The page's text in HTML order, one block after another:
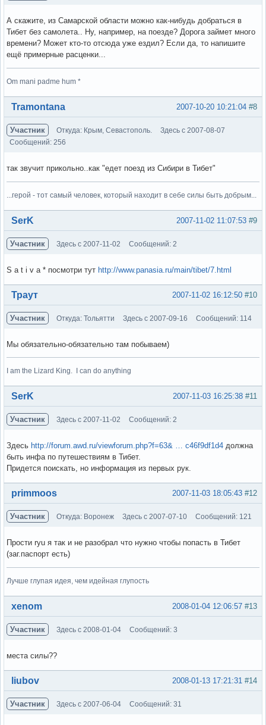
А скажите, из Самарской области можно как-нибудь добраться в
Тибет без самолета.. Ну, например, на поезде? Дорога займет много
времени? Может кто-то отсюда уже ездил? Если да, то напишите
ещё примерные расценки...
Om mani padme hum *
Вне форума #8
2007-10-20 10:21:04
Tramontana
Участник Откуда: Крым, Севастополь.
Здесь с 2007-08-07
Сообщений: 256
так звучит прикольно..как "едет поезд из Сибири в Тибет"
...герой - тот самый человек, который находит в себе силы быть добрым...
Вне форума #9
2007-11-02 11:07:53
SerK
Участник Здесь с 2007-11-02 Сообщений: 2
S a t i v a * посмотри тут http://www.panasia.ru/main/tibet/7.html
Вне форума #10
2007-11-02 16:12:50
Траут
Участник Откуда: Тольятти Здесь с 2007-09-16 Сообщений: 114
Мы обязательно-обязательно там побываем)
I am the Lizard King. I can do anything
Вне форума #11
2007-11-03 16:25:38
SerK
Участник Здесь с 2007-11-02 Сообщений: 2
Здесь http://forum.awd.ru/viewforum.php?f=63& … c46f9df1d4 должна
быть инфа по путешествиям в Тибет.
Придется поискать, но информация из первых рук.
Вне форума #12
2007-11-03 18:05:43
primmoos
Участник Откуда: Воронеж Здесь с 2007-07-10 Сообщений: 121
Прости ryu я так и не разобрал что нужно чтобы попасть в Тибет
(заг.паспорт есть)
Лучше глупая идея, чем идейная глупость
Вне форума #13
2008-01-04 12:06:57
xenom
Участник Здесь с 2008-01-04 Сообщений: 3
места силы??
Вне форума #14
2008-01-13 17:21:31
liubov
Участник Здесь с 2007-06-04 Сообщений: 31